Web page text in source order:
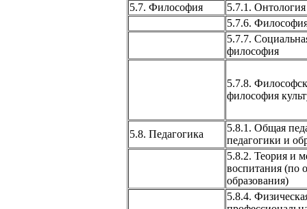
5.7. Философия
5.7.1.
5.7.6.
5.7.7.
философия
5.7.8.
философия
5.8. Педагогика
5.8.1. Общая
педагогики и
5.8.2. Теория и
воспитания (по
образования)
5.8.4.